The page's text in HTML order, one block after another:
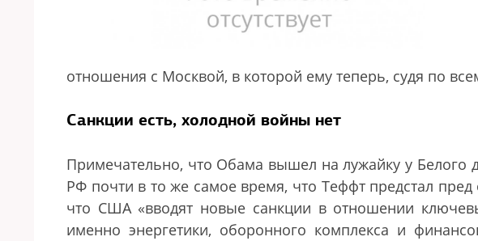
отношения с Москвой, в которой ему теперь, судя по
Санкции есть, холодной войны нет
Примечательно, что Обама вышел на лужайку у Белого
РФ почти в то же самое время, что Теффт предстал
что США«вводят новые санкции в отношении
именно энергетики, оборонного комплекса и